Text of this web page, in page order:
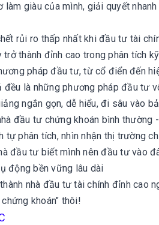
giàu của mình, giải quyết
rủi ro thấp nhất khi đầu tư tài
thành đỉnh cao trong phân tích
pháp đầu tư, từ cổ điển đến
đều là những phương pháp đầu tư
ngắn gọn, dễ hiểu, đi sâu vào
đầu tư chứng khoán bình
tự phân tích, nhìn nhận thị trường
đầu tư biết mình nên đầu tư vào
động bền vững lâu dài
nhà đầu tư tài chính đỉnh cao
khoán" thôi!